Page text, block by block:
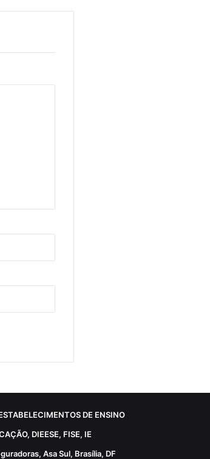
DE ENSINO
DIEESE, FISE, IE
Asa Sul, Brasília, DF